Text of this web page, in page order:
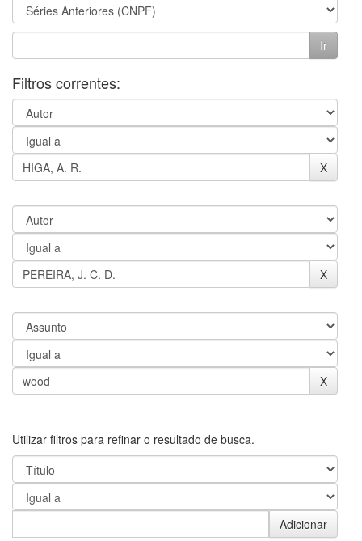
Filtros correntes:
Utilizar filtros para refinar o resultado de busca.